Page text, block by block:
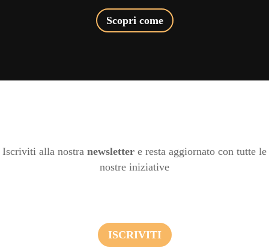
Scopri come
Iscriviti alla nostra newsletter e resta aggiornato con tutte le
nostre iniziative
ISCRIVITI